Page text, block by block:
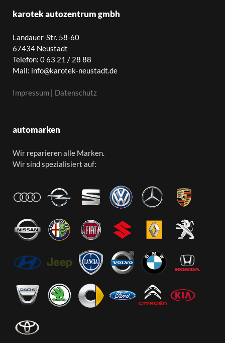
karotek autozentrum gmbh
Landauer-Str. 58-60
67434 Neustadt
Telefon: 0 63 21 / 28 88
Mail: info@karotek-neustadt.de
Impressum | Datenschutz
automarken
Wir reparieren alle Marken.
Wir sind spezialisiert auf: